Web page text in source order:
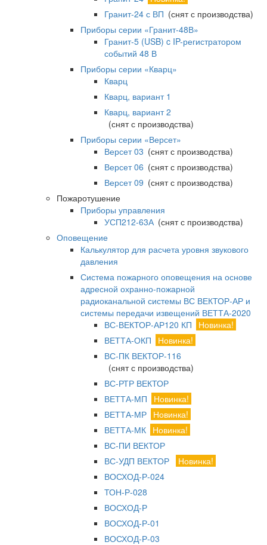
Гранит-24 с ВП (снят с производства)
Приборы серии «Гранит-48В»
Гранит-5 (USB) c IP-регистратором
событий 48 В
Приборы серии «Кварц»
Кварц
Кварц, вариант 1
Кварц, вариант 2
(снят с производства)
Приборы серии «Версет»
Версет 03 (снят с производства)
Версет 06 (снят с производства)
Версет 09 (снят с производства)
Пожаротушение
Приборы управления
УСП212-63А(снят с производства)
Оповещение
Калькулятор для расчета уровня звукового
давления
Система пожарного оповещения на основе
адресной охранно-пожарной
радиоканальной системы ВС ВЕКТОР-АР и
системы передачи извещений ВЕТТА-2020
ВС-ВЕКТОР-АР120 КП
Новинка!
ВЕТТА-ОКП
Новинка!
ВС-ПК ВЕКТОР-116
(снят с производства)
ВС-РТР ВЕКТОР
ВЕТТА-МП
Новинка!
ВЕТТА-МР Новинка!
ВЕТТА-МК Новинка!
ВС-ПИ ВЕКТОР
ВС-УДП ВЕКТОР
Новинка!
ВОСХОД-Р-024
ТОН-Р-028
ВОСХОД-Р
ВОСХОД-Р-01
ВОСХОД-Р-03